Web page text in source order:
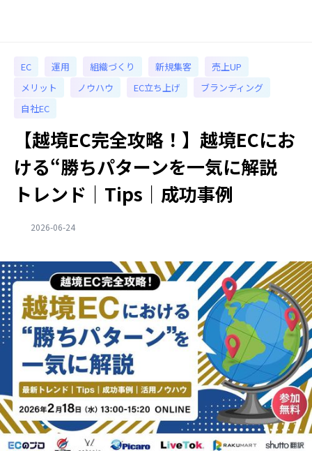
EC 運用 組織づくり 新規集客
売上UP
メリット
ノウハウ EC立ち上げ
ブランディング
自社EC
【越境EC完全攻略！】越境ECにお
ける“勝ちパターンを一気に解説
トレンド｜Tips｜成功事例
2026-06-24